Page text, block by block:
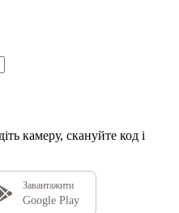
камеру, скануйте код і
Завантажити
Google Play